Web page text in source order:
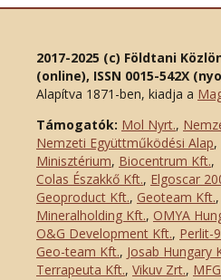
2017-2025 (c) Földtani
(online), ISSN 0015-542X
Alapítva 1871-ben, kiadja a
Támogatók: Mol Nyrt.,
Nemzeti Együttműködési Alap,
Minisztérium, Biocentrum Kft.,
Colas Északkő Kft., Elgoscar
Geoproduct Kft., Geoteam Kft.,
Mineralholding Kft., OMYA
O&G Development Kft., Perlit-
Geo-team Kft., Josab Hungary
Terrapeuta Kft., Vikuv Zrt.,